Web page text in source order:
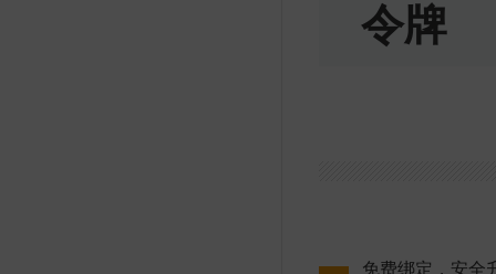
令牌
免费绑定，安全